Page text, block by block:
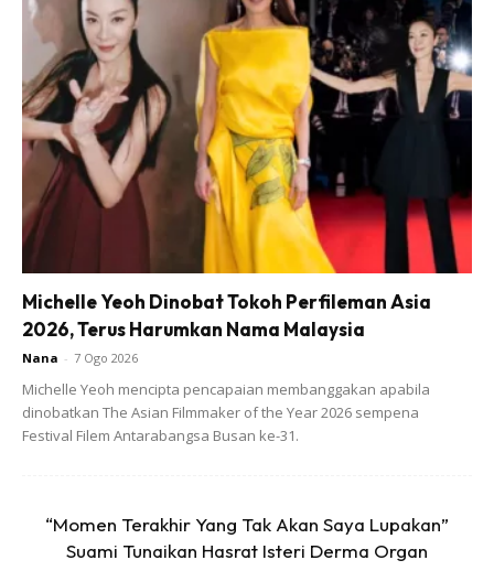
View this post on Instagram
A Post Shared By RITARUDAINI® (@ritrud727)
Michelle Yeoh Dinobat Tokoh Perfileman Asia
2026, Terus Harumkan Nama Malaysia
Nana - 7 Ogo 2026
Michelle Yeoh mencipta pencapaian membanggakan apabila
dinobatkan The Asian Filmmaker of the Year 2026 sempena
Festival Filem Antarabangsa Busan ke-31.
“Momen Terakhir Yang Tak Akan Saya Lupakan”
Suami Tunaikan Hasrat Isteri Derma Organ